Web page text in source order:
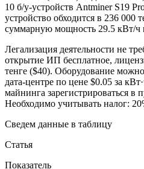
10 б/у-устройств Antminer S19
устройство обходится в 236 000
суммарную мощность 29.5 кВт/ч
Легализация деятельности не
открытие ИП бесплатное,
тенге ($40). Оборудование
дата-центре по цене $0.05 за
майнинга зарегистрироваться в
Необходимо учитывать налог:
Сведем данные в таблицу
Статья
Показатель